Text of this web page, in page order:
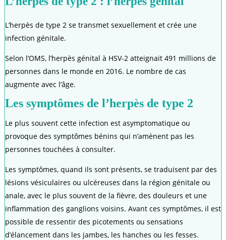
L’herpès de type 2 se transmet sexuellement et crée une
infection génitale.
Selon l’OMS, l’herpès génital à HSV-2 atteignait 491 millions de
personnes dans le monde en 2016. Le nombre de cas
augmente avec l’âge.
Les symptômes de l’herpès de type 2
Le plus souvent cette infection est asymptomatique ou
provoque des symptômes bénins qui n’amènent pas les
personnes touchées à consulter.
Les symptômes, quand ils sont présents, se traduisent par des
lésions vésiculaires ou ulcéreuses dans la région génitale ou
anale, avec le plus souvent de la fièvre, des douleurs et une
inflammation des ganglions voisins. Avant ces symptômes, il est
possible de ressentir des picotements ou sensations
d’élancement dans les jambes, les hanches ou les fesses.